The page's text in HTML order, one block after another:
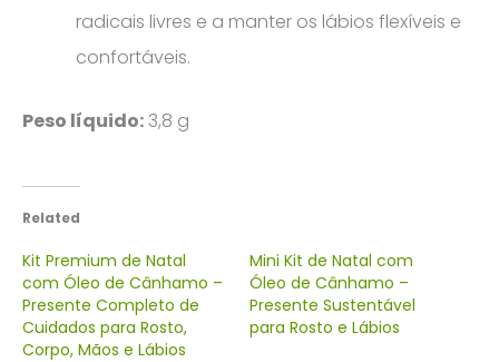
radicais livres e a manter os lábios flexíveis e
confortáveis.
Peso líquido:3,8 g
Related
Kit Premium de Natal
com Óleo de Cânhamo –
Presente Completo de
Cuidados para Rosto,
Corpo, Mãos e Lábios
Mini Kit de Natal com
Óleo de Cânhamo –
Presente Sustentável
para Rosto e Lábios